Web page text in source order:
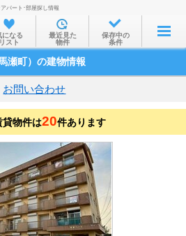
お部屋を探す
沿線・駅から
住所から
家賃相場から
通勤通学時間から
物件特集から
不動産会社から
TOP
パート･部屋探し情報
になる
リスト
最近見た
物件
保存中の
条件
瀬町）の建物情報
お問い合わせ
貸物件は20件あります